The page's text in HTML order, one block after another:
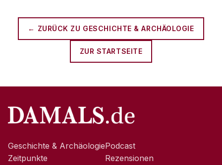
← ZURÜCK ZU GESCHICHTE & ARCHÄOLOGIE
ZUR STARTSEITE
Geschichte & Archäologie
Zeitpunkte
Podcast
Rezensionen